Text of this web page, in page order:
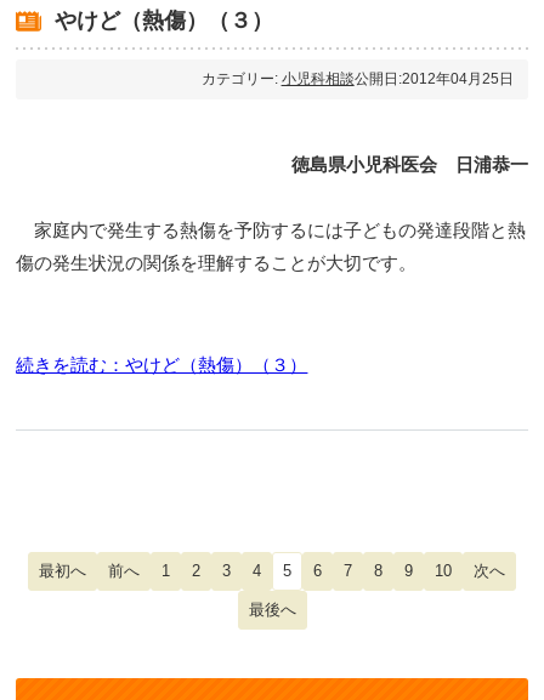
やけど（熱傷）（３）
カテゴリー: 小児科相談公開日:2012年04月25日
徳島県小児科医会 日浦恭一
家庭内で発生する熱傷を予防するには子どもの発達段階と熱
傷の発生状況の関係を理解することが大切です。
続きを読む：やけど（熱傷）（３）
1 2 3 4 5 6 7 8 9 10